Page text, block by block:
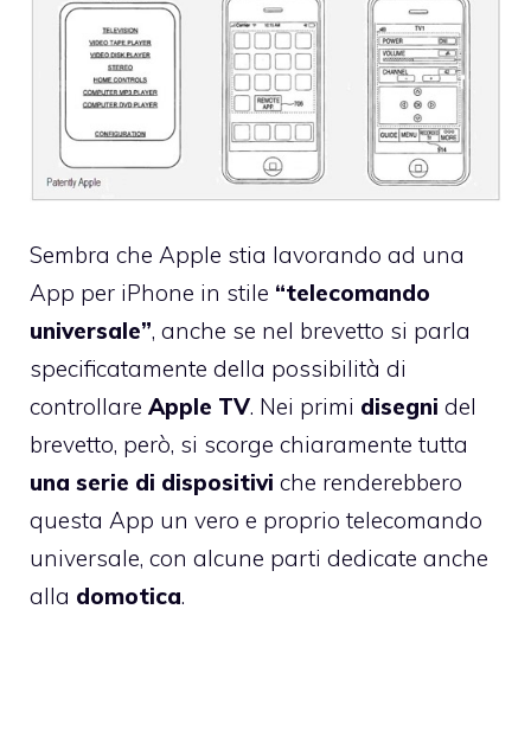
Sembra che Apple stia lavorando ad una
App per iPhone in stile “telecomando
universale”, anche se nel brevetto si parla
specificatamente della possibilità di
controllare Apple TV. Nei primi disegni del
brevetto, però, si scorge chiaramente tutta
una serie di dispositivi che renderebbero
questa App un vero e proprio telecomando
universale, con alcune parti dedicate anche
alla domotica.